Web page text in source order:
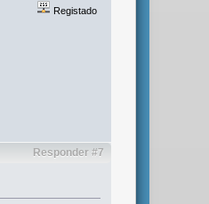
Registado
Responder #7